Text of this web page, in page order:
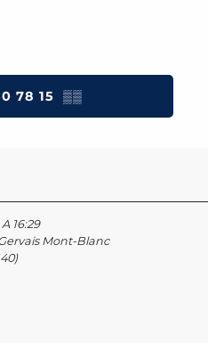
78 15 ▒▒
16:29
Mont-Blanc
)